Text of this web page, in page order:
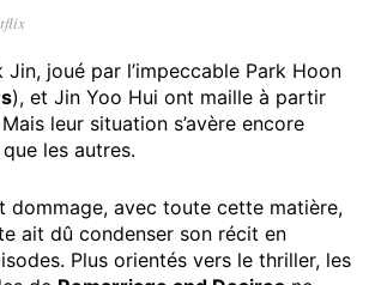
Jin, joué par l’impeccable Park Hoon
), et Jin Yoo Hui ont maille à partir
leur situation s’avère encore
les autres.
dommage, avec toute cette matière,
ait dû condenser son récit en
Plus orientés vers le thriller, les